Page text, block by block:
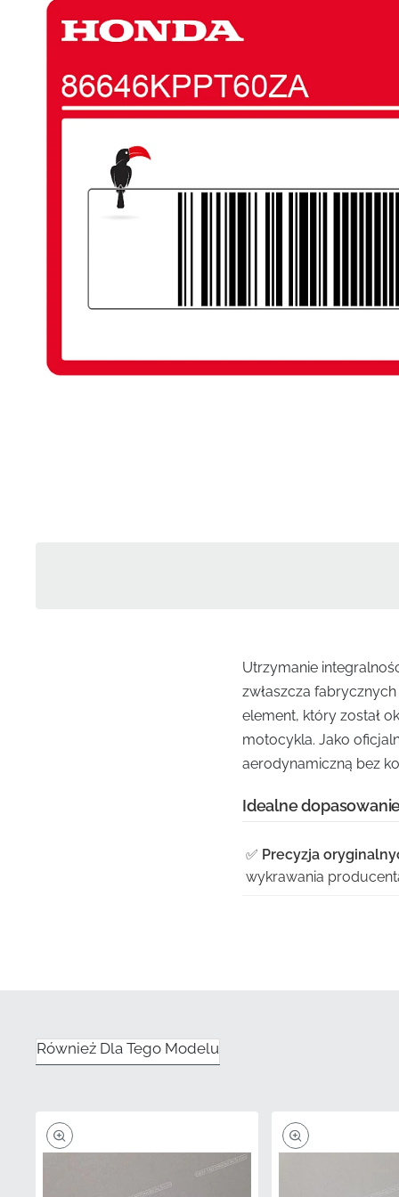
Utrzymanie
zwłaszcza
element, który został
motocykla. Jako
aerodynamiczną bez
Idealne
✅ Precyzja
wykrawania
winylem, aby
atmosferyczne.
Również Dla Tego Modelu